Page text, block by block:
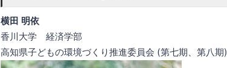
横田 明依
香川大学 経済学部
高知県子どもの環境づくり推進委員会 (第七期、第八期)